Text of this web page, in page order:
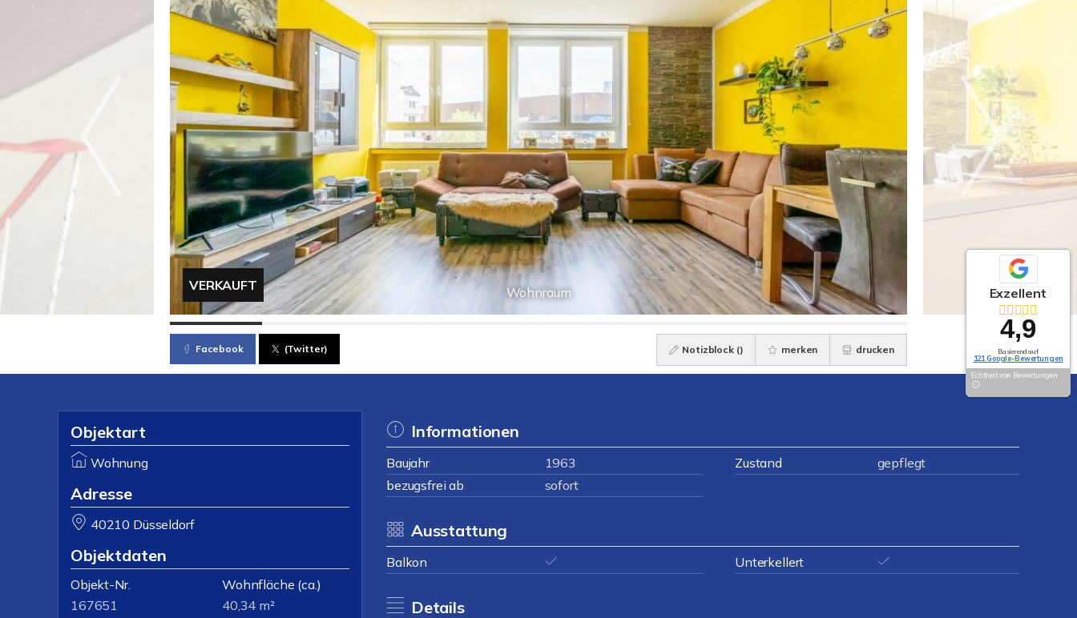
Wohnraum
VERKAUFT
Facebook (Twitter) Notizblock () merken drucken
Objektart
Wohnung
Adresse
40210 Düsseldorf
Objektdaten
Objekt-Nr.
167651
Wohnfläche (ca.)
40,34 m²
Informationen
Baujahr 1963 Zustand
gepflegt
bezugsfrei ab
sofort
Ausstattung
Balkon Unterkellert
Details
Exzellent
4,9
Basierend auf
121 Google-Bewertungen
Echtheit von Bewertungen